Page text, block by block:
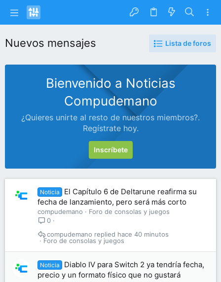
Nuevos mensajes Lista de foros
Bienvenido a Noticias
Compudemano
¿Quieres unirte al resto de nuestros miembros?.
Regístrate hoy.
Inscríbete
Noticia
El Capítulo 6 de Deltarune reafirma su
fecha de lanzamiento, pero será más corto
compudemano
Foro de consolas y juegos
0
Foro de consolas y juegos
hace 40 minutos
compudemano
Noticia
Diablo IV para Switch 2 ya tendría fecha,
precio y un formato físico que no gustará